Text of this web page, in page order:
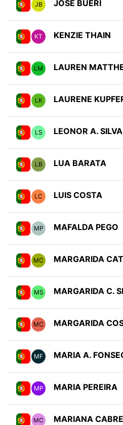
JB JOSE BUERI
KT KENZIE THAIN
LM LAUREN
LK LAURENE
LS LEONOR A. SILVA
LB LUA BARATA
LC LUIS COSTA
MP MAFALDA PEGO
MC MARGARIDA
MS MARGARIDA C.
MC MARGARIDA
MF MARIA A.
MP MARIA PEREIRA
MC MARIANA